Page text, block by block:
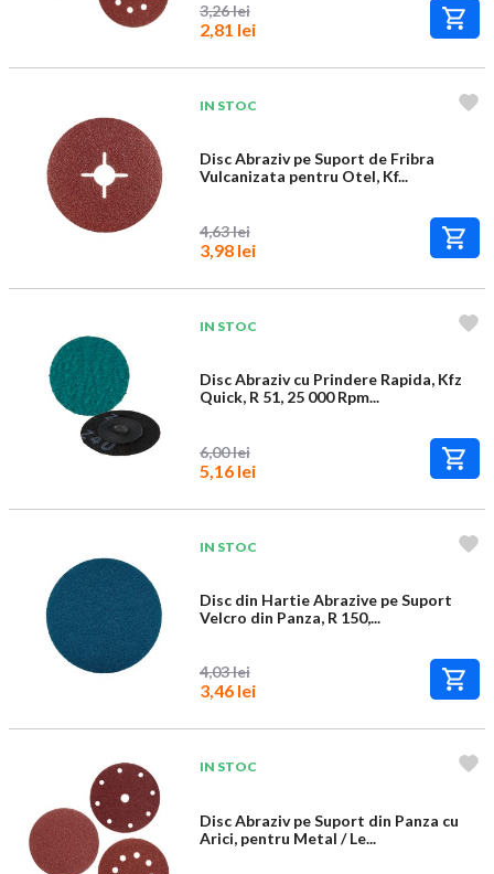
3,26 lei
2,81 lei
IN STOC
Disc Abraziv pe Suport de Fribra
Vulcanizata pentru Otel, Kf...
4,63 lei
3,98 lei
IN STOC
Disc Abraziv cu Prindere Rapida, Kfz
Quick, R 51, 25 000 Rpm...
6,00 lei
5,16 lei
IN STOC
Disc din Hartie Abrazive pe Suport
Velcro din Panza, R 150,...
4,03 lei
3,46 lei
IN STOC
Disc Abraziv pe Suport din Panza cu
Arici, pentru Metal / Le...